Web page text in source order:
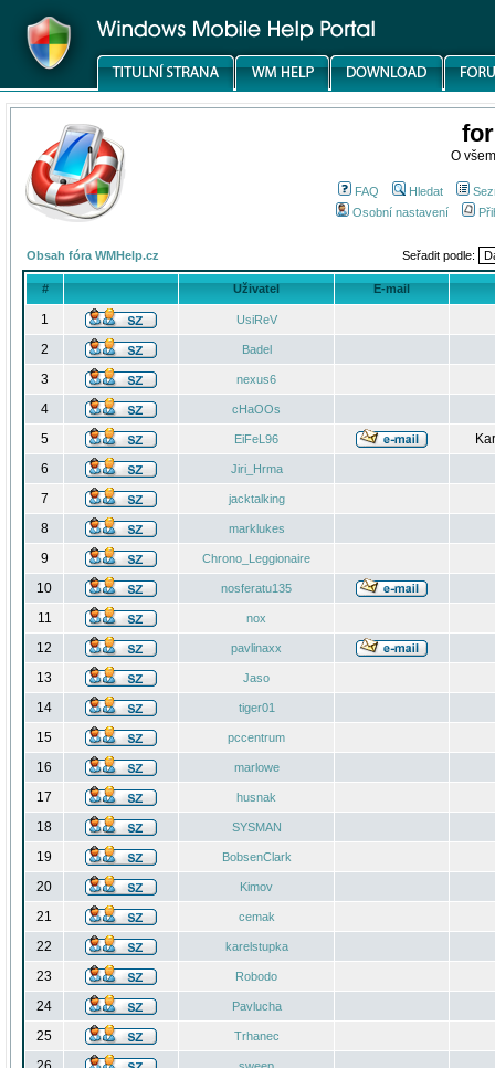
O
FAQ Hledat
Osobní nastavení
Obsah fóra WMHelp.cz Seřadit podle:
# Uživatel E-mail
1 UsiReV
2 Badel
3 nexus6
4 cHaOOs
5 EiFeL96
6
Jiri_Hrma
7 jacktalking
8 marklukes
9 Chrono_Leggionaire
10 nosferatu135
11 nox
12 pavlinaxx
13 Jaso
14 tiger01
15 pccentrum
16 marlowe
17 husnak
18 SYSMAN
19 BobsenClark
20 Kimov
21 cemak
22 karelstupka
23 Robodo
24 Pavlucha
25 Trhanec